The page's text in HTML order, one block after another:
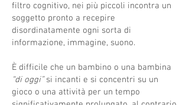
filtro cognitivo, nei più piccoli incontra un
soggetto pronto a recepire
disordinatamente ogni sorta di
informazione, immagine, suono.
È difficile che un bambino o una bambina
“di oggi”si incanti e si concentri su un
gioco o una attività per un tempo